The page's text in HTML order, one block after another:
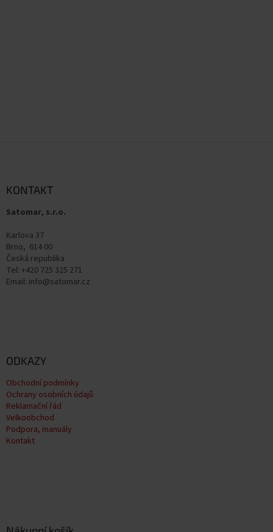
KONTAKT
Satomar, s.r.o.
Karlova 37
Brno, 614 00
Česká republika
Tel: +420 725 325 271
Email: info@satomar.cz
ODKAZY
Obchodní podmínky
Ochrany osobních údajů
Reklamační řád
Velkoobchod
Podpora, manuály
Kontakt